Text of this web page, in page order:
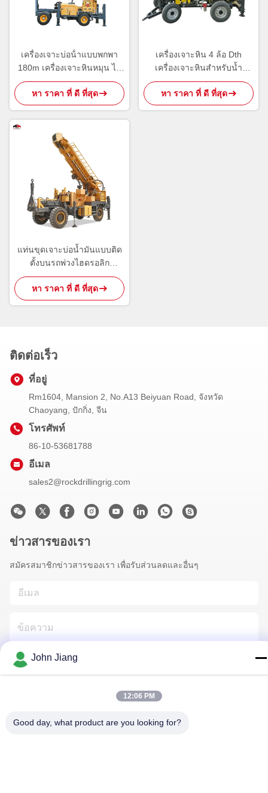
เครื่องเจาะบ่อน้ําแบบพกพา
180m เครื่องเจาะหินหมุน ไฮ
ดรอลิก
หา ราคา ที่ ดี ที่สุด
เครื่องเจาะหิน 4 ล้อ Dth
เครื่องเจาะหินสำหรับน้ำ
110m
หา ราคา ที่ ดี ที่สุด
แท่นขุดเจาะบ่อน้ำมันแบบติด
ตั้งบนรถพ่วงไฮดรอลิก
TWD600 สี่ล้อ
หา ราคา ที่ ดี ที่สุด
ติดต่อเร็ว
ที่อยู่
Rm1604, Mansion 2, No.A13 Beiyuan Road, จังหวัด
Chaoyang, ปักกิ่ง, จีน
โทรศัพท์
86-10-53681788
อีเมล
sales2@rockdrillingrig.com
ข่าวสารของเรา
สมัครสมาชิกข่าวสารของเรา เพื่อรับส่วนลดและอื่นๆ
John Jiang
12:06 PM
Good day, what product are you looking for?